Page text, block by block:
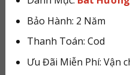
Bảo Hành: 2 Năm
Thanh Toán: Cod
Ưu Đãi Miễn Phí: Vận